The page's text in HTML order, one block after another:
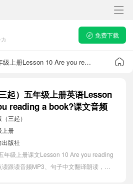
免费下载
接力版（三起）五年级上册Lesson 10 Are you reading a book?课文音频
起）五年级上册英语Lesson
reading a book?课文音频
三起）
上册
出版社
年级上册课文Lesson 10 Are you reading
跟读音频MP3、句子中文翻译朗读，听